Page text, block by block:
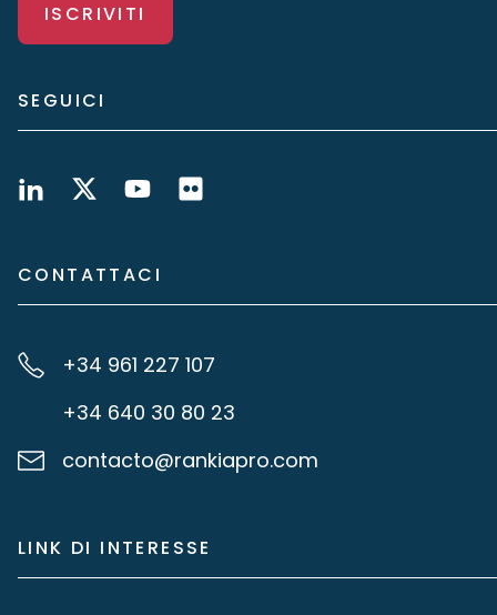
ISCRIVITI
SEGUICI
CONTATTACI
+34 961 227 107
+34 640 30 80 23
contacto@rankiapro.com
LINK DI INTERESSE